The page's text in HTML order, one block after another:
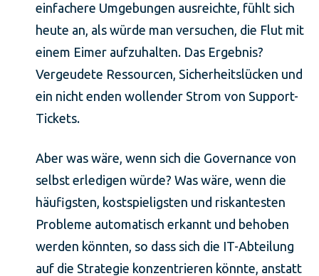
einfachere Umgebungen ausreichte, fühlt sich
heute an, als würde man versuchen, die Flut mit
einem Eimer aufzuhalten. Das Ergebnis?
Vergeudete Ressourcen, Sicherheitslücken und
ein nicht enden wollender Strom von Support-
Tickets.
Aber was wäre, wenn sich die Governance von
selbst erledigen würde? Was wäre, wenn die
häufigsten, kostspieligsten und riskantesten
Probleme automatisch erkannt und behoben
werden könnten, so dass sich die IT-Abteilung
auf die Strategie konzentrieren könnte, anstatt